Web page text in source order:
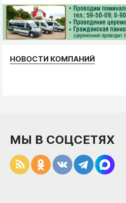
НОВОСТИ КОМПАНИЙ
МЫ В СОЦСЕТЯХ